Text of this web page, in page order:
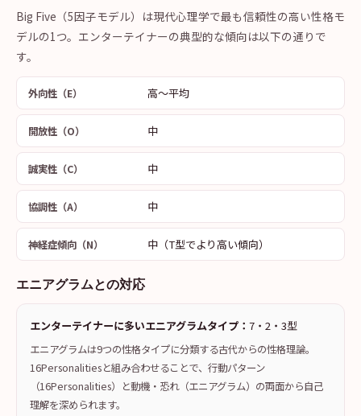
Big Five（5因子モデル）は現代心理学で最も信頼性の高い性格モ
デルの1つ。エンターテイナーの典型的な傾向は以下の通りで
す。
外向性（E） 高〜平均
開放性（O） 中
誠実性（C） 中
協調性（A） 中
神経症傾向（N） 中（T型でより高い傾向）
エニアグラムとの対応
エンターテイナーに多いエニアグラムタイプ： 7・2・3型
エニアグラムは9つの性格タイプに分類する古代からの性格理論。
16Personalitiesと組み合わせることで、行動パターン
（16Personalities）と動機・恐れ（エニアグラム）の両面から自己
理解を深められます。